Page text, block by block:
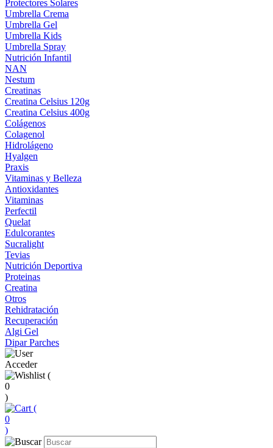
Protectores Solares
Umbrella Crema
Umbrella Gel
Umbrella Kids
Umbrella Spray
Nutrición Infantil
NAN
Nestum
Creatinas
Creatina Celsius 120g
Creatina Celsius 400g
Colágenos
Colagenol
Hidrolágeno
Hyalgen
Praxis
Vitaminas y Belleza
Antioxidantes
Vitaminas
Perfectil
Quelat
Edulcorantes
Sucralight
Tevias
Nutrición Deportiva
Proteinas
Creatina
Otros
Rehidratación
Recuperación
Algi Gel
Dipar Parches
Acceder
(
0
)
(
0
)